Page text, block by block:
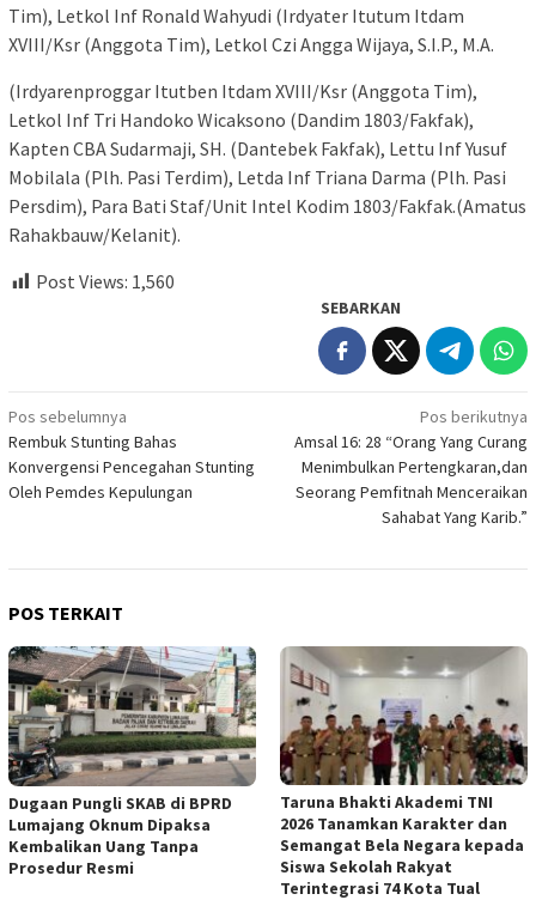
Tim), Letkol Inf Ronald Wahyudi (Irdyater Itutum Itdam
XVIII/Ksr (Anggota Tim), Letkol Czi Angga Wijaya, S.I.P., M.A.
(Irdyarenproggar Itutben Itdam XVIII/Ksr (Anggota Tim),
Letkol Inf Tri Handoko Wicaksono (Dandim 1803/Fakfak),
Kapten CBA Sudarmaji, SH. (Dantebek Fakfak), Lettu Inf Yusuf
Mobilala (Plh. Pasi Terdim), Letda Inf Triana Darma (Plh. Pasi
Persdim), Para Bati Staf/Unit Intel Kodim 1803/Fakfak.(Amatus
Rahakbauw/Kelanit).
Post Views: 1,560
SEBARKAN
Navigasi
pos
Pos sebelumnya
Rembuk Stunting Bahas
Konvergensi Pencegahan Stunting
Oleh Pemdes Kepulungan
Pos berikutnya
Amsal 16: 28 “Orang Yang Curang
Menimbulkan Pertengkaran,dan
Seorang Pemfitnah Menceraikan
Sahabat Yang Karib.”
POS TERKAIT
Dugaan Pungli SKAB di BPRD
Lumajang Oknum Dipaksa
Kembalikan Uang Tanpa
Prosedur Resmi
Taruna Bhakti Akademi TNI
2026 Tanamkan Karakter dan
Semangat Bela Negara kepada
Siswa Sekolah Rakyat
Terintegrasi 74 Kota Tual